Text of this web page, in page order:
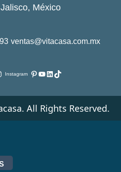
México
ventas@vitacasa.com.mx
Instagram Pinterest
YouTube
LinkedIn
TikTok
All Rights Reserved.